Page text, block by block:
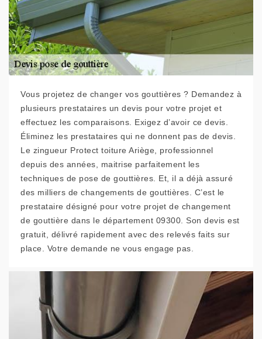
Vous projetez de changer vos gouttières ? Demandez à
plusieurs prestataires un devis pour votre projet et
effectuez les comparaisons. Exigez d’avoir ce devis.
Éliminez les prestataires qui ne donnent pas de devis.
Le zingueur Protect toiture Ariège, professionnel
depuis des années, maitrise parfaitement les
techniques de pose de gouttières. Et, il a déjà assuré
des milliers de changements de gouttières. C’est le
prestataire désigné pour votre projet de changement
de gouttière dans le département 09300. Son devis est
gratuit, délivré rapidement avec des relevés faits sur
place. Votre demande ne vous engage pas.